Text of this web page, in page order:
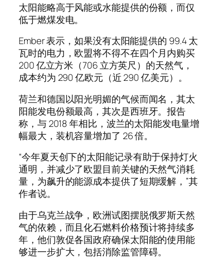
太阳能略高于风能或水能提供的份额，而仅
低于燃煤发电。
Ember 表示，如果没有太阳能提供的 99.4 太
瓦时的电力，欧盟将不得不在四个月内购买
200 亿立方米（706 立方英尺）的天然气，
成本约为 290 亿欧元（近 290 亿美元）。
荷兰和德国以阳光明媚的气候而闻名，其太
阳能发电份额最高，其次是西班牙。报告
称，与 2018 年相比，波兰的太阳能发电量增
幅最大，装机容量增加了 26 倍。
“今年夏天创下的太阳能记录有助于保持灯火
通明，并减少了欧盟目前关键的天然气消耗
量，为飙升的能源成本提供了短期缓解，”其
作者说。
由于乌克兰战争，欧洲试图摆脱俄罗斯天然
气的依赖，而且化石燃料价格预计将持续多
年，他们敦促各国政府确保太阳能的使用能
够进一步扩大，包括消除监管障碍。